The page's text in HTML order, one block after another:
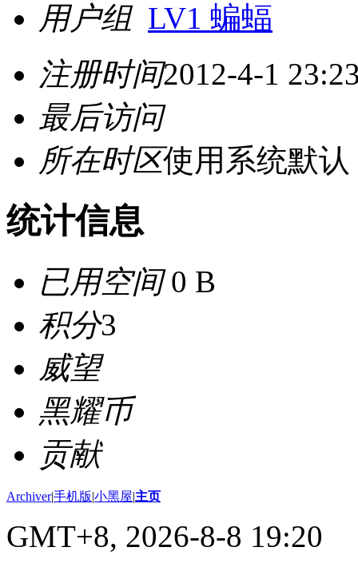
用户组 LV1 蝙蝠
注册时间2012-4-1
最后访问
所在时区使用系统默认
统计信息
已用空间0 B
积分3
威望
黑耀币
贡献
Archiver|手机版|小黑屋|主页
GMT+8, 2026-8-8 19:20